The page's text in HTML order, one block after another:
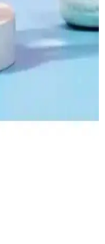
pamuklu
öne çıkıyor.
ilgisini çekiyor.
Bebek